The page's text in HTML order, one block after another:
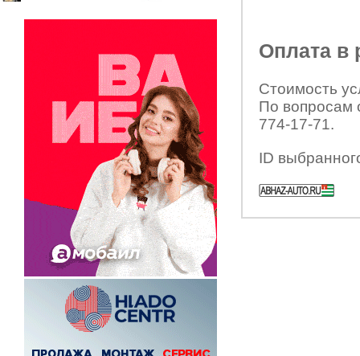
Оплата в
Стоимость
По вопросам
774-17-71.
ID